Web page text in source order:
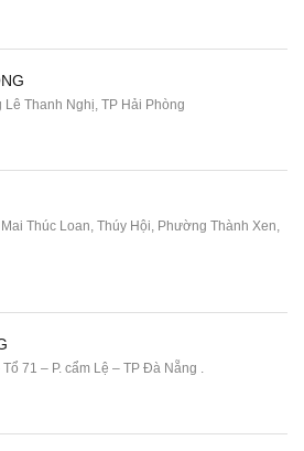
Thanh Nghị, TP Hải Phòng
Thúc Loan, Thúy Hội, Phường Thành Xen,
71 – P. cẩm Lệ – TP Đà Nẵng .